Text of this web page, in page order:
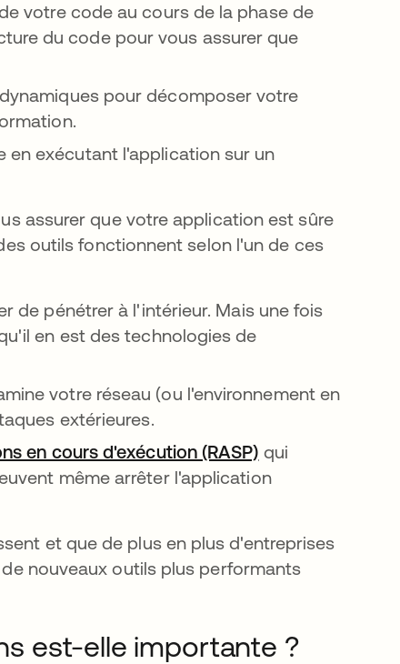
votre code au cours de la phase de
du code pour vous assurer que
pour décomposer votre
en exécutant l'application sur un
assurer que votre application est sûre
outils fonctionnent selon l'un de ces
de pénétrer à l'intérieur. Mais une fois
en est des technologies de
votre réseau (ou l'environnement en
extérieures.
en cours d'exécution (RASP) qui
même arrêter l'application
et que de plus en plus d'entreprises
nouveaux outils plus performants
est-elle importante ?